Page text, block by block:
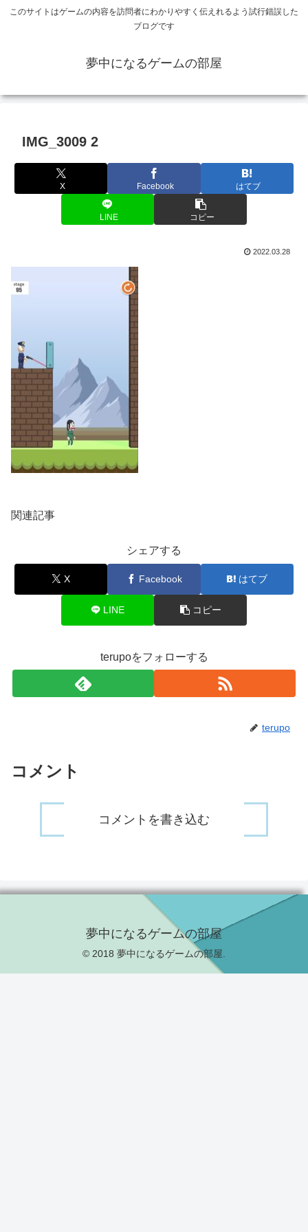
このサイトはゲームの内容を訪問者にわかりやすく伝えれるよう試行錯誤した
ブログです
夢中になるゲームの部屋
IMG_3009 2
X Facebook はてブ
LINE コピー
2022.03.28
関連記事
シェアする
X Facebook はてブ
LINE コピー
terupoをフォローする
terupo
コメント
コメントを書き込む
夢中になるゲームの部屋
© 2018 夢中になるゲームの部屋.